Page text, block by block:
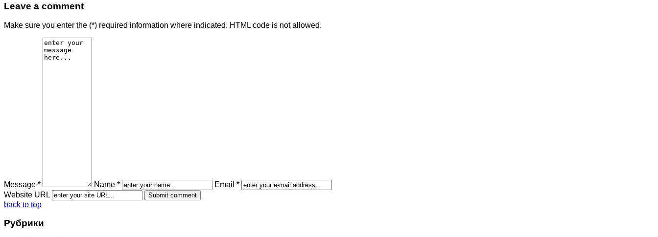
Leave a comment
Make sure you enter the (*) required information where indicated. HTML code is not allowed.
Message * Name *
Email *
Website URL
back to top
Рубрики